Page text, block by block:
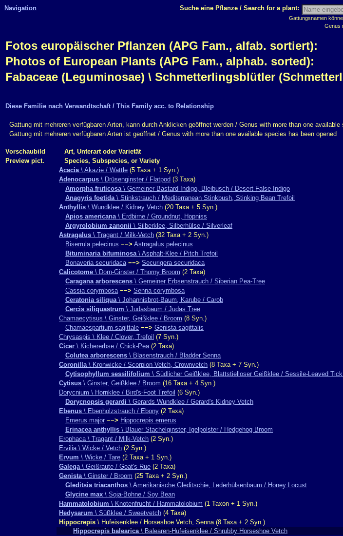
Navigation Suche eine Pflanze / Search for a plant:
Gattungsnamen
Genus
Fotos europäischer Pflanzen (APG Fam., alfab. sortiert):
Photos of European Plants (APG Fam., alphab. sorted):
Fabaceae (Leguminosae) \ Schmetterlingsblütler
Diese Familie nach Verwandtschaft / This Family acc. to Relationship
Gattung mit mehreren verfügbaren Arten, kann durch Anklicken geöffnet werden / Genus with more than one
Gattung mit mehreren verfügbaren Arten ist geöffnet / Genus with more than one available species has been opened
Vorschaubild Art, Unterart oder Varietät
Preview pict.
Species, Subspecies, or Variety
Acacia\ Akazie / Wattle (5 Taxa + 1 Syn.)
Adenocarpus \ Drüsenginster / Flatpod (3 Taxa)
Amorpha fruticosa\ Gemeiner Bastard-Indigo, Bleibusch / Desert False Indigo
Anagyris foetida\ Stinkstrauch / Mediterranean Stinkbush, Stinking Bean Trefoil
Anthyllis \ Wundklee / Kidney Vetch (20 Taxa + 5 Syn.)
Apios americana\ Erdbirne / Groundnut, Hopniss
Argyrolobium zanonii \ Silberklee, Silberhülse / Silverleaf
Astragalus \ Tragant / Milk-Vetch (32 Taxa + 2 Syn.)
Biserrula pelecinus −−> Astragalus pelecinus
Bituminaria bituminosa\ Asphalt-Klee / Pitch Trefoil
Bonaveria securidaca −−> Securigera securidaca
Calicotome \ Dorn-Ginster / Thorny Broom (2 Taxa)
Caragana arborescens \ Gemeiner Erbsenstrauch / Siberian Pea-Tree
Cassia corymbosa −−> Senna corymbosa
Ceratonia siliqua\ Johannisbrot-Baum, Karube / Carob
Cercis siliquastrum \ Judasbaum / Judas Tree
Chamaecytisus \ Ginster, Geißklee / Broom (8 Syn.)
Chamaespartium sagittale −−> Genista sagittalis
Chrysaspis \ Klee / Clover, Trefoil (7 Syn.)
Cicer \ Kichererbse / Chick-Pea(2 Taxa)
Colutea arborescens \ Blasenstrauch / Bladder Senna
Coronilla\ Kronwicke / Scorpion Vetch, Crownvetch (8 Taxa + 7 Syn.)
Cytisophyllum sessilifolium \ Südlicher Geißklee, Blattstielloser Geißklee / Sessile-Leaved Tick
Cytisus \ Ginster, Geißklee / Broom (16 Taxa + 4 Syn.)
Dorycnium \ Hornklee / Bird's-Foot Trefoil (6 Syn.)
Dorycnopsis gerardi \ Gerards Wundklee / Gerard's Kidney Vetch
Ebenus \ Ebenholzstrauch / Ebony (2 Taxa)
Emerus major −−> Hippocrepis emerus
Erinacea anthyllis \ Blauer Stachelginster, Igelpolster / Hedgehog Broom
Erophaca \ Tragant / Milk-Vetch (2 Syn.)
Ervilia \ Wicke / Vetch (2 Syn.)
Ervum \ Wicke / Tare (2 Taxa + 1 Syn.)
Galega\ Geißraute / Goat's Rue (2 Taxa)
Genista\ Ginster / Broom (25 Taxa + 2 Syn.)
Gleditsia triacanthos \ Amerikanische Gleditschie, Lederhülsenbaum / Honey Locust
Glycine max \ Soja-Bohne / Soy Bean
Hammatolobium \ Knotenfrucht / Hammatolobium (1 Taxon + 1 Syn.)
Hedysarum \ Süßklee / Sweetvetch (4 Taxa)
Hippocrepis \ Hufeisenklee / Horseshoe Vetch, Senna (8 Taxa + 2 Syn.)
Hippocrepis balearica\ Balearen-Hufeisenklee / Shrubby Horseshoe Vetch